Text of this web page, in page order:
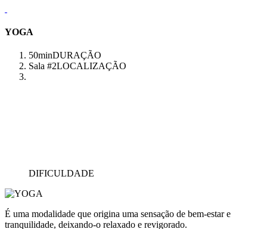
YOGA
50minDURAÇÃO
Sala #2LOCALIZAÇÃO
DIFICULDADE
É uma modalidade que origina uma sensação de bem-estar e
tranquilidade, deixando-o relaxado e revigorado.